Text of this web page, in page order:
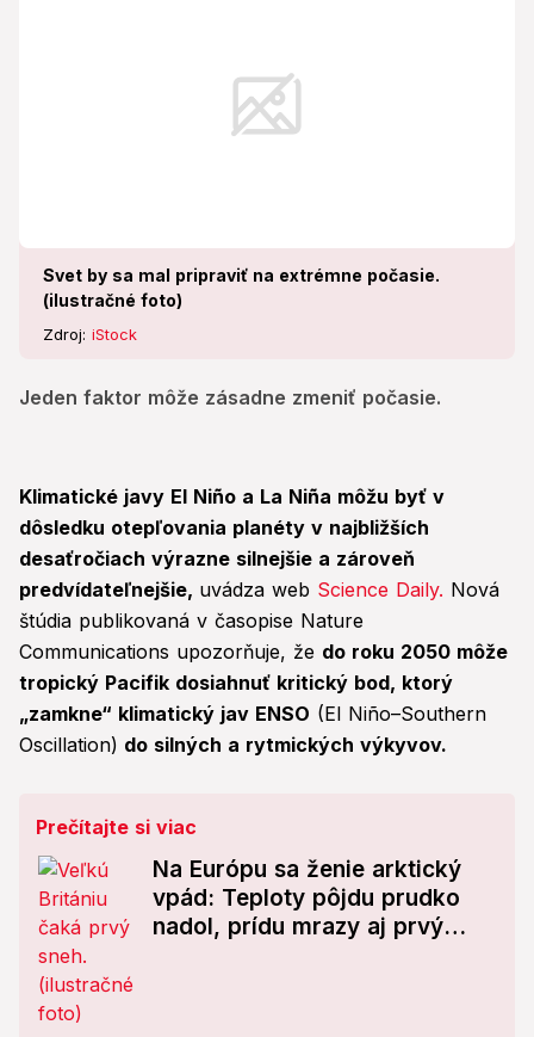
Svet by sa mal pripraviť na extrémne počasie.
(ilustračné foto)
Zdroj: iStock
Jeden faktor môže zásadne zmeniť počasie.
Klimatické javy El Niño a La Niña môžu byť v
dôsledku otepľovania planéty v najbližších
desaťročiach výrazne silnejšie a zároveň
predvídateľnejšie, uvádza web Science Daily. Nová
štúdia publikovaná v časopise Nature
Communications upozorňuje, že do roku 2050 môže
tropický Pacifik dosiahnuť kritický bod, ktorý
„zamkne“ klimatický jav ENSO (El Niño–Southern
Oscillation) do silných a rytmických výkyvov.
Prečítajte si viac
Na Európu sa ženie arktický
vpád: Teploty pôjdu prudko
nadol, prídu mrazy aj prvý